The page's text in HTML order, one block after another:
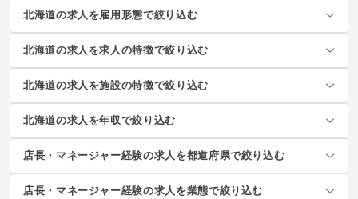
北海道の求人を雇用形態で絞り込む
北海道の求人を求人の特徴で絞り込む
北海道の求人を施設の特徴で絞り込む
北海道の求人を年収で絞り込む
店長・マネージャー経験の求人を都道府県で絞り込む
店長・マネージャー経験の求人を業態で絞り込む